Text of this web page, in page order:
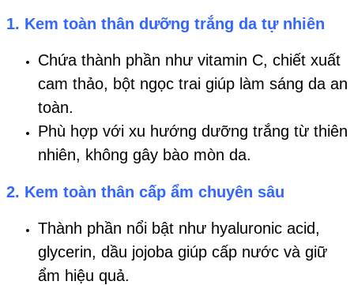
1. Kem toàn thân dưỡng trắng da tự nhiên
Chứa thành phần như vitamin C, chiết xuất
cam thảo, bột ngọc trai giúp làm sáng da an
toàn.
Phù hợp với xu hướng dưỡng trắng từ thiên
nhiên, không gây bào mòn da.
2. Kem toàn thân cấp ẩm chuyên sâu
Thành phần nổi bật như hyaluronic acid,
glycerin, dầu jojoba giúp cấp nước và giữ
ẩm hiệu quả.